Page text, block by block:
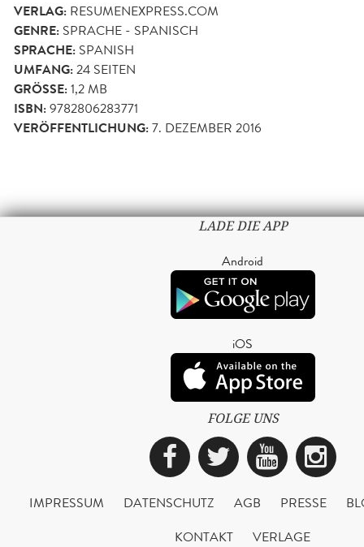
VERLAG: RESUMENEXPRESS.COM
GENRE: SPRACHE - SPANISCH
SPRACHE: SPANISH
UMFANG:24 SEITEN
GRÖSSE: 1,2 MB
ISBN:9782806283771
VERÖFFENTLICHUNG:7. DEZEMBER 2016
LADE DIE APP
Android
iOS
FOLGE UNS
Facebook
Twitter
IMPRESSUM DATENSCHUTZ AGB PRESSE
KONTAKT
VERLAGE